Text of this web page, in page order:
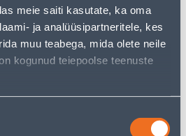
meie saiti kasutate, ka oma
ja analüüsipartneritele, kes
muu teabega, mida olete neile
kogunud teiepoolse teenuste
Kuumakse 13.17 €